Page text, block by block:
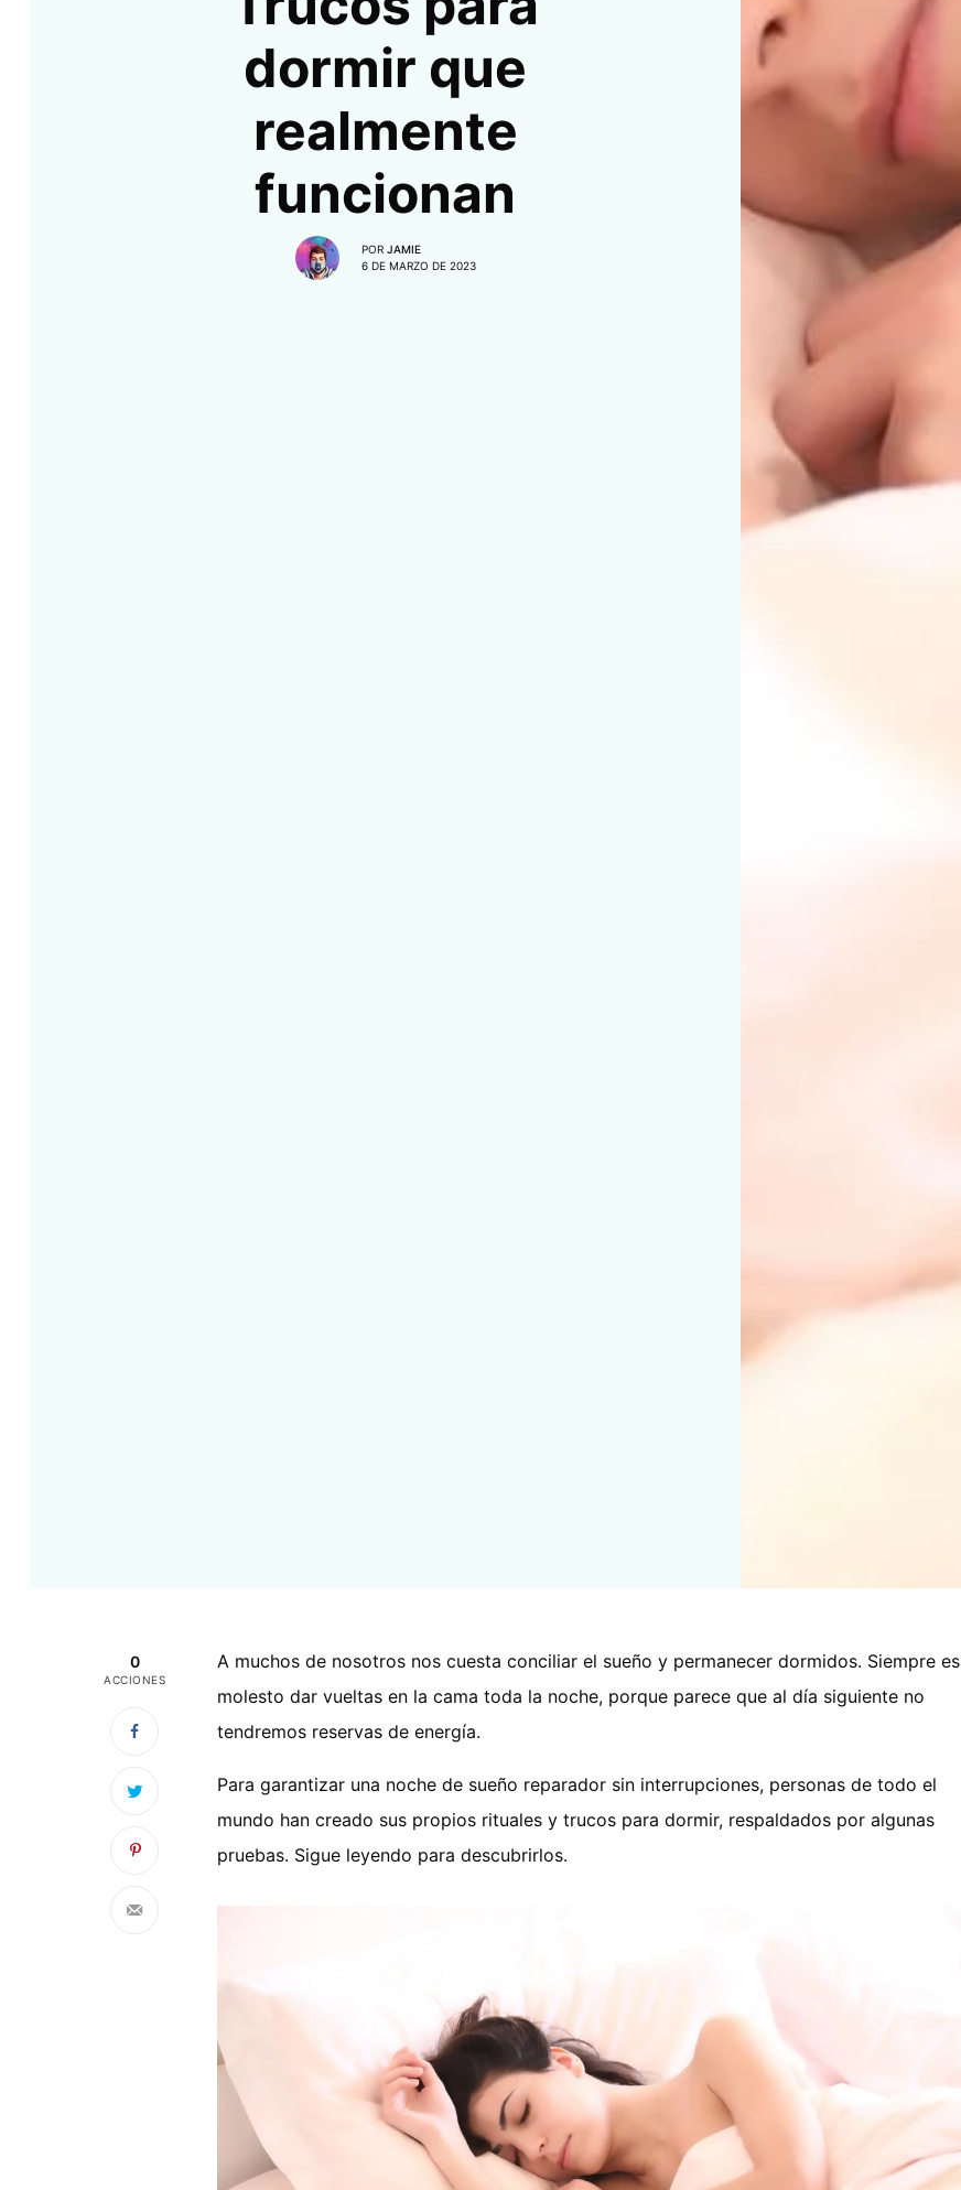
dormir que
realmente
funcionan
POR JAMIE
6 DE MARZO DE 2023
0
ACCIONES
A muchos de nosotros nos cuesta conciliar el sueño y permanecer dormidos. Siempre es
molesto dar vueltas en la cama toda la noche, porque parece que al día siguiente no
tendremos reservas de energía.
Para garantizar una noche de sueño reparador sin interrupciones, personas de todo el
mundo han creado sus propios rituales y trucos para dormir, respaldados por algunas
pruebas. Sigue leyendo para descubrirlos.